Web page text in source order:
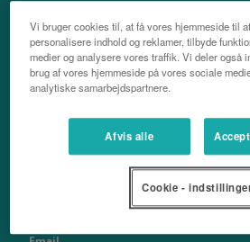
Navn
Efternavn
Vi bruger cookies til, at få vores hjemmeside til
personalisere indhold og reklamer, tilbyde
medier og analysere vores traffik. Vi deler også
brug af vores hjemmeside på vores sociale
analytiske samarbejdspartnere.
Afvis alle
Cookie -